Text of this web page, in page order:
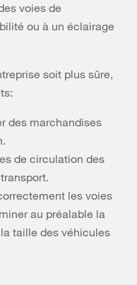
voies de
ou à un éclairage
soit plus sûre,
des marchandises
de circulation des
les voies
au préalable la
taille des véhicules